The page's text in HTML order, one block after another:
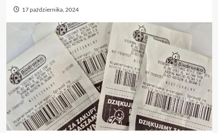
17 października, 2024